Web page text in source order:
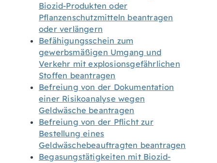
Biozid-Produkten oder
Pflanzenschutzmitteln beantragen
oder verlängern
Befähigungsschein zum
gewerbsmäßigen Umgang und
Verkehr mit explosionsgefährlichen
Stoffen beantragen
Befreiung von der Dokumentation
einer Risikoanalyse wegen
Geldwäsche beantragen
Befreiung von der Pflicht zur
Bestellung eines
Geldwäschebeauftragten beantragen
Begasungstätigkeiten mit Biozid-